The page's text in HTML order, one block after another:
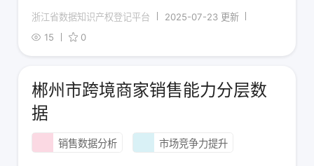
中根据商家消费能力梳理数据，筛选出商家ID、所在省
市、商品类型、销售区域、统计期间（年月）销售金额（
浙江省数据知识产权登记平台
2025-07-23 更新
15
0
郴州市跨境商家销售能力分层数
据
销售数据分析 市场竞争力提升